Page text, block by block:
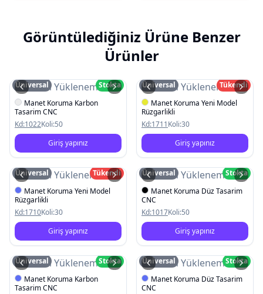
Görüntülediğiniz Ürüne Benzer
Ürünler
Resim Yüklenemedi
Üniversal
Stokta
Manet Koruma Karbon
Tasarim CNC
Kd:1022Koli:50
Giriş yapınız
Resim Yüklenemedi
Üniversal
Tükendi
Manet Koruma Yeni Model
Rüzgarlikli
Kd:1711Koli:30
Giriş yapınız
Resim Yüklenemedi
Üniversal
Tükendi
Manet Koruma Yeni Model
Rüzgarlikli
Kd:1710Koli:30
Giriş yapınız
Resim Yüklenemedi
Üniversal
Stokta
Manet Koruma Düz Tasarim
CNC
Kd:1017Koli:50
Giriş yapınız
Resim Yüklenemedi
Üniversal
Stokta
Manet Koruma Karbon
Tasarim CNC
Resim Yüklenemedi
Üniversal
Stokta
Manet Koruma Düz Tasarim
CNC